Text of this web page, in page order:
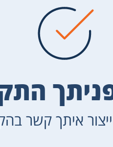
ייצור איתך קשר